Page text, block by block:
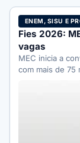
ENEM, SISU E
Fies 2026:
vagas
MEC inicia a
com mais de 75